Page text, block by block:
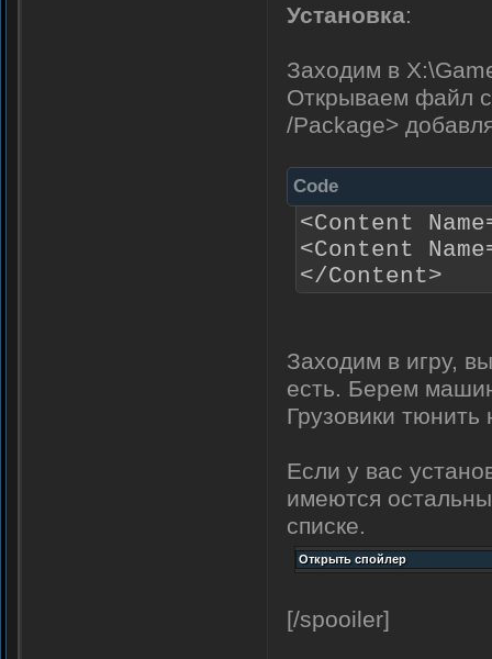
Установка:
Заходим в
Открываем файл
/Package>
Code
<Content
<Content
</Content>
Заходим в игру,
есть. Берем
Грузовики тюнить
Если у вас
имеются
списке.
[/spooiler]